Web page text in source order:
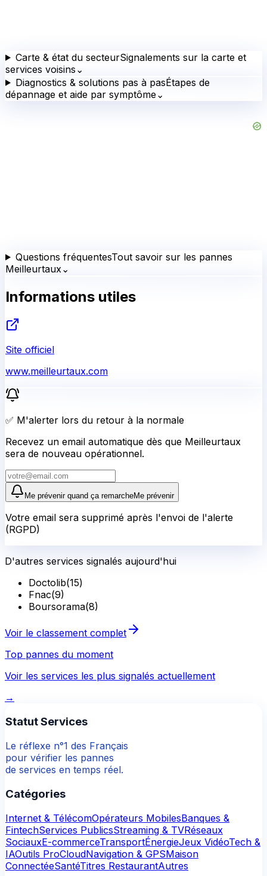
Carte & état du secteurSignalements sur la carte et
services voisins ⌄
Diagnostics & solutions pas à pasÉtapes de
dépannage et aide par symptôme⌄
Questions fréquentesTout savoir sur les pannes
Meilleurtaux ⌄
Informations utiles
Site officiel
www.meilleurtaux.com
✅ M'alerter lors du retour à la normale
Recevez un email automatique dès que Meilleurtaux
sera de nouveau opérationnel.
Me prévenir quand ça remarcheMe prévenir
Votre email sera supprimé après l'envoi de l'alerte
(RGPD)
D'autres services signalés aujourd'hui
Doctolib(15)
Fnac(9)
Boursorama(8)
Voir le classement complet
Top pannes du moment
Voir les services les plus signalés actuellement
→
Statut Services
Le réflexe n°1 des Français
pour vérifier les pannes
de services en temps réel.
Catégories
Internet & TélécomOpérateurs MobilesBanques &
FintechServices PublicsStreaming & TVRéseaux
SociauxE-commerceTransportÉnergieJeux VidéoTech &
IAOutils ProCloudNavigation & GPSMaison
ConnectéeSantéTitres RestaurantAutres